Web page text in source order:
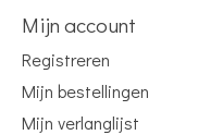
Mijn account
Registreren
Mijn bestellingen
Mijn verlanglijst